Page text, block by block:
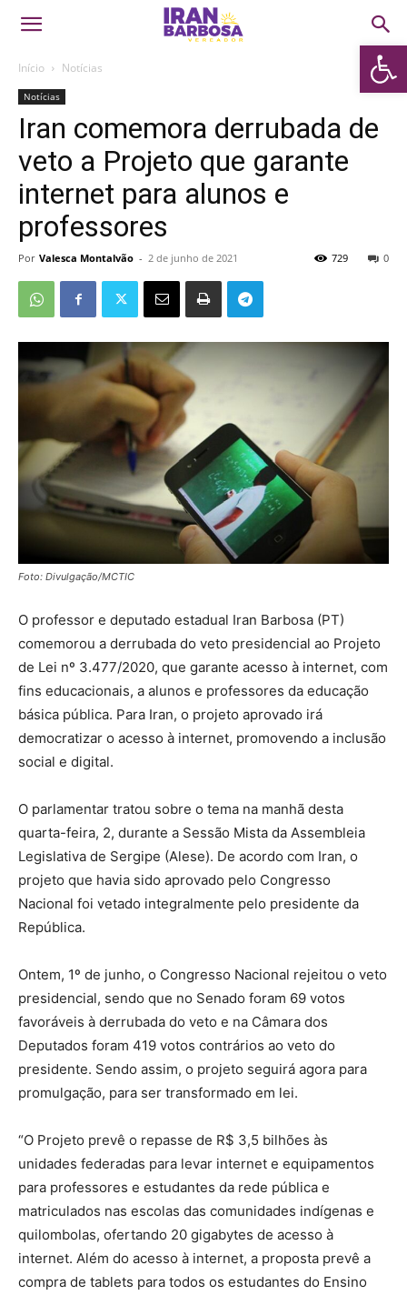
Abrir
Início Notícias
Notícias
Iran comemora derrubada de
veto a Projeto que garante
internet para alunos e
professores
Por Valesca Montalvão - 2 de junho de 2021 0
729
Foto: Divulgação/MCTIC
O professor e deputado estadual Iran Barbosa (PT)
comemorou a derrubada do veto presidencial ao Projeto
de Lei nº 3.477/2020, que garante acesso à internet, com
fins educacionais, a alunos e professores da educação
básica pública. Para Iran, o projeto aprovado irá
democratizar o acesso à internet, promovendo a inclusão
social e digital.
O parlamentar tratou sobre o tema na manhã desta
quarta-feira, 2, durante a Sessão Mista da Assembleia
Legislativa de Sergipe (Alese). De acordo com Iran, o
projeto que havia sido aprovado pelo Congresso
Nacional foi vetado integralmente pelo presidente da
República.
Ontem, 1º de junho, o Congresso Nacional rejeitou o veto
presidencial, sendo que no Senado foram 69 votos
favoráveis à derrubada do veto e na Câmara dos
Deputados foram 419 votos contrários ao veto do
presidente. Sendo assim, o projeto seguirá agora para
promulgação, para ser transformado em lei.
“O Projeto prevê o repasse de R$ 3,5 bilhões às
unidades federadas para levar internet e equipamentos
para professores e estudantes da rede pública e
matriculados nas escolas das comunidades indígenas e
quilombolas, ofertando 20 gigabytes de acesso à
internet. Além do acesso à internet, a proposta prevê a
compra de tablets para todos os estudantes do Ensino